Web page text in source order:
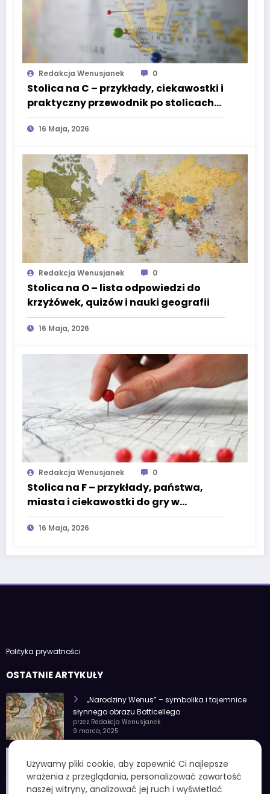
Redakcja Wenusjanek 0
Stolica na C – przykłady, ciekawostki i
praktyczny przewodnik po stolicach
świata
16 Maja, 2026
Redakcja Wenusjanek 0
Stolica na O – lista odpowiedzi do
krzyżówek, quizów i nauki geografii
16 Maja, 2026
Redakcja Wenusjanek 0
Stolica na F – przykłady, państwa,
miasta i ciekawostki do gry w
państwa-miasta
16 Maja, 2026
Polityka prywatności
OSTATNIE ARTYKUŁY
„Narodziny Wenus” – symbolika i tajemnice
słynnego obrazu Botticellego
przez Redakcja Wenusjanek
9 marca, 2025
cechy osobowości
przez Redakcja Wenusjanek
4 lutego, 2025
Używamy pliki cookie, aby zapewnić Ci najlepsze
wrażenia z przeglądania, personalizować zawartość
naszej witryny, analizować jej ruch i wyświetlać